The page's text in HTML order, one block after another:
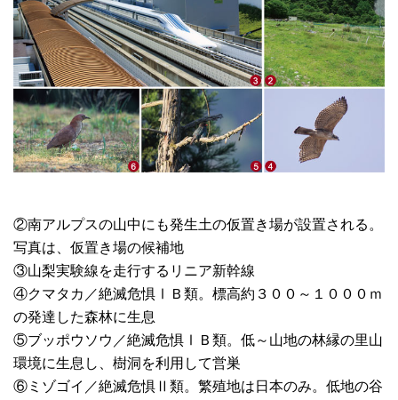
②南アルプスの山中にも発生土の仮置き場が設置される。
写真は、仮置き場の候補地
③山梨実験線を走行するリニア新幹線
④クマタカ／絶滅危惧ⅠＢ類。標高約３００～１０００ｍ
の発達した森林に生息
⑤ブッポウソウ／絶滅危惧ⅠＢ類。低～山地の林縁の里山
環境に生息し、樹洞を利用して営巣
⑥ミゾゴイ／絶滅危惧Ⅱ類。繁殖地は日本のみ。低地の谷